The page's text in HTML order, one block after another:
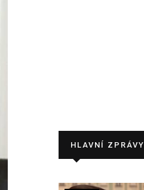
HLAVNÍ ZPRÁVY